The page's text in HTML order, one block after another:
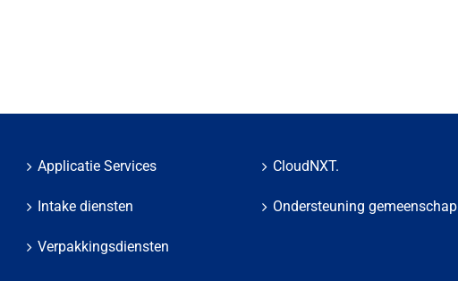
Applicatie Services
Intake diensten
Verpakkingsdiensten
CloudNXT.
Ondersteuning gemeenschap